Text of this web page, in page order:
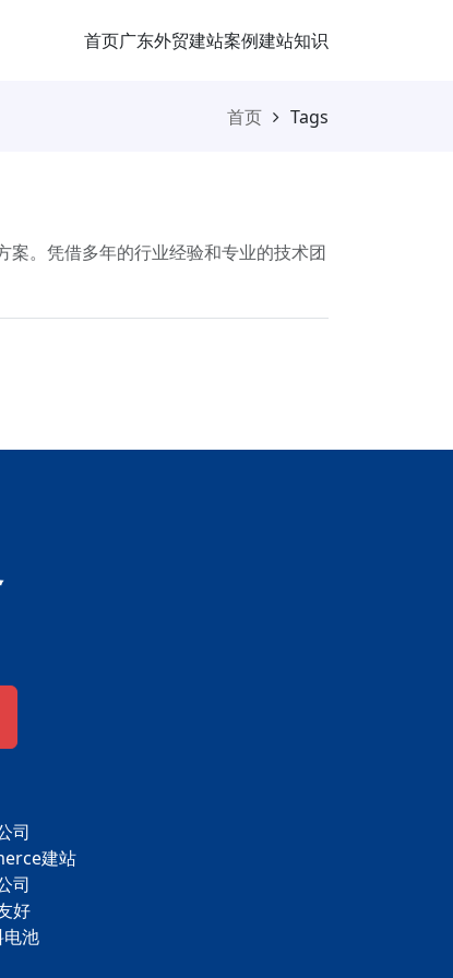
首页广东外贸建站案例建站知识
首页 Tags
。凭借多年的行业经验和专业的技术团
司
建站
司
好
池